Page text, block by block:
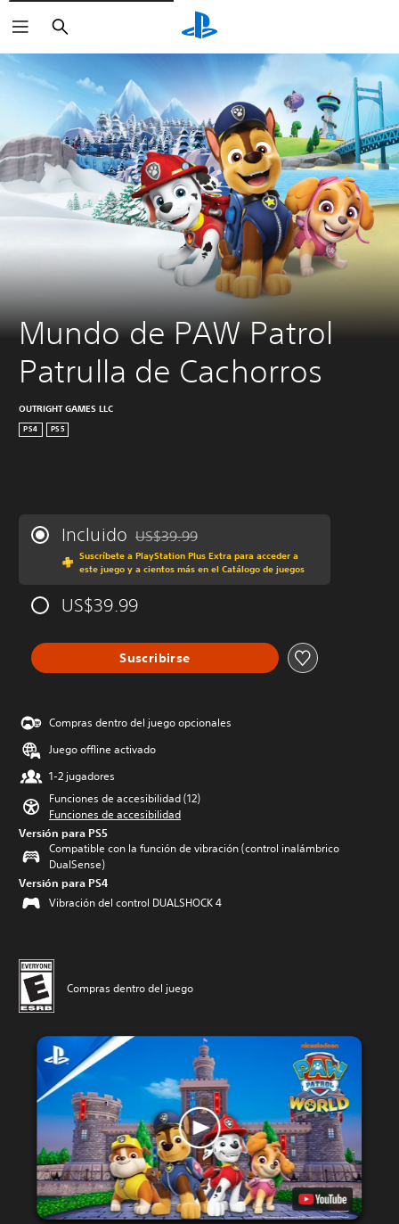
Buscar
Mundo de PAW Patrol
Patrulla de Cachorros
OUTRIGHT GAMES LLC
PS4 PS5
Incluido Rebajado del precio original de US$39.99
US$39.99
Suscríbete a PlayStation Plus Extra para acceder a
este juego y a cientos más en el Catálogo de juegos
US$39.99
Suscribirse
Compras dentro del juego opcionales
Juego offline activado
1-2 jugadores
Funciones de accesibilidad (12)
Funciones de accesibilidad
Versión para PS5
Compatible con la función de vibración (control inalámbrico
DualSense)
Versión para PS4
Vibración del control DUALSHOCK 4
Compras dentro del juego